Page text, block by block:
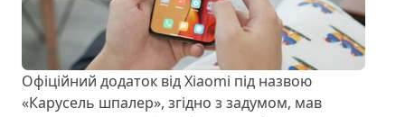
Офіційний додаток від Xiaomi під назвою
«Карусель шпалер», згідно з задумом, мав